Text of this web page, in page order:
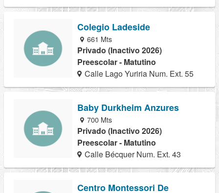
Colegio Ladeside
661 Mts
Privado (Inactivo 2026)
Preescolar - Matutino
Calle Lago Yuriria Num. Ext. 55
Baby Durkheim Anzures
700 Mts
Privado (Inactivo 2026)
Preescolar - Matutino
Calle Bécquer Num. Ext. 43
Centro Montessori De